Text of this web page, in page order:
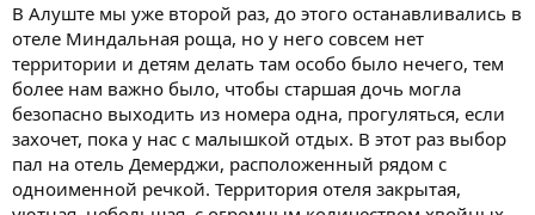
В Алуште мы уже второй раз, до этого останавливались в
отеле Миндальная роща, но у него совсем нет
территории и детям делать там особо было нечего, тем
более нам важно было, чтобы старшая дочь могла
безопасно выходить из номера одна, прогуляться, если
захочет, пока у нас с малышкой отдых. В этот раз выбор
пал на отель Демерджи, расположенный рядом с
одноименной речкой. Территория отеля закрытая,